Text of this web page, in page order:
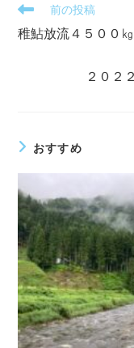
そ
の
他
前の投稿
稚鮎放流４５００㎏
２０２
おすすめ